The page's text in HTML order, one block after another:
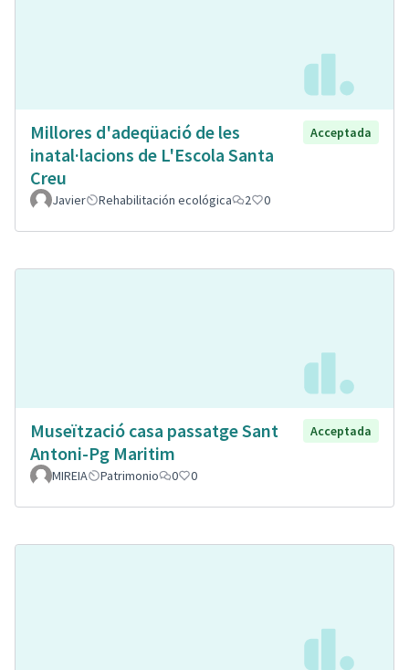
Millores d'adeqüació de les
inatal·lacions de L'Escola Santa
Creu
Acceptada
Javier Rehabilitación ecológica 2 0
Museïtzació casa passatge Sant
Antoni-Pg Maritim
Acceptada
MIREIA Patrimonio 0 0